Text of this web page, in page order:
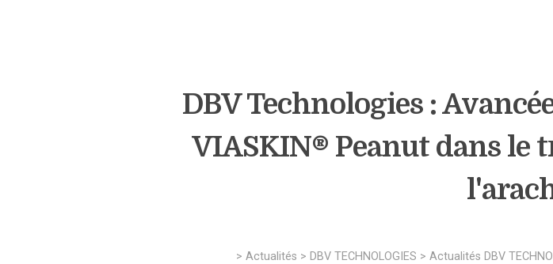
DBV Technologies :
VIASKIN® Peanut dans le
> Actualités > DBV TECHNOLOGIES > Actualités DBV